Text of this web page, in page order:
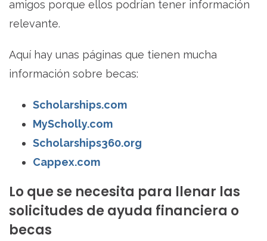
amigos porque ellos podrían tener información
relevante.
Aquí hay unas páginas que tienen mucha
información sobre becas:
Scholarships.com
MyScholly.com
Scholarships360.org
Cappex.com
Lo que se necesita para llenar las
solicitudes de ayuda financiera o
becas